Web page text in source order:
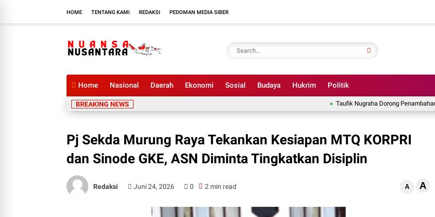
HOME TENTANG KAMI REDAKSI PEDOMAN MEDIA SIBER
Home Nasional Daerah Ekonomi Sosial Budaya Hukrim Politik
BREAKING NEWS Taufik Nugraha Dorong Penambahan IPA
Pj Sekda Murung Raya Tekankan Kesiapan MTQ KORPRI
dan Sinode GKE, ASN Diminta Tingkatkan Disiplin
Redaksi Juni 24, 2026 0 2 min read A A